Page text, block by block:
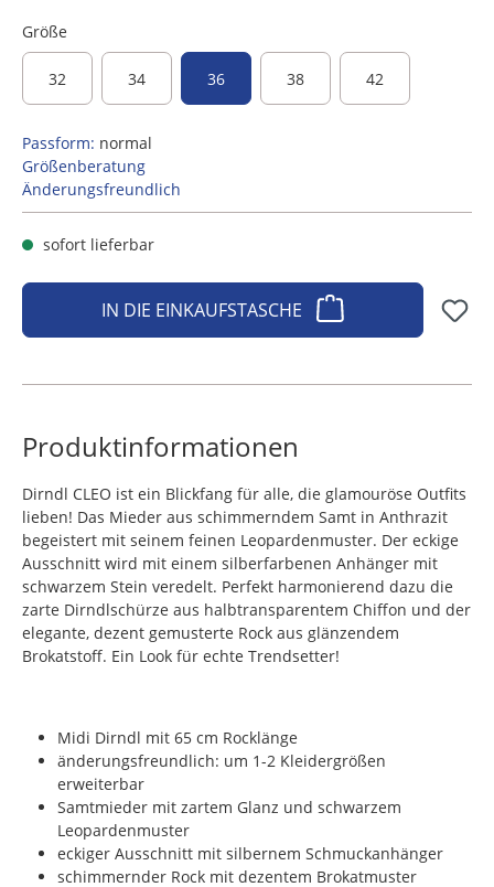
Größe
32 34 36 38 42
Passform: normal
Größenberatung
Änderungsfreundlich
sofort lieferbar
IN DIE EINKAUFSTASCHE
Produktinformationen
Dirndl CLEO ist ein Blickfang für alle, die glamouröse Outfits
lieben! Das Mieder aus schimmerndem Samt in Anthrazit
begeistert mit seinem feinen Leopardenmuster. Der eckige
Ausschnitt wird mit einem silberfarbenen Anhänger mit
schwarzem Stein veredelt. Perfekt harmonierend dazu die
zarte Dirndlschürze aus halbtransparentem Chiffon und der
elegante, dezent gemusterte Rock aus glänzendem
Brokatstoff. Ein Look für echte Trendsetter!
Midi Dirndl mit 65 cm Rocklänge
änderungsfreundlich: um 1-2 Kleidergrößen
erweiterbar
Samtmieder mit zartem Glanz und schwarzem
Leopardenmuster
eckiger Ausschnitt mit silbernem Schmuckanhänger
schimmernder Rock mit dezentem Brokatmuster